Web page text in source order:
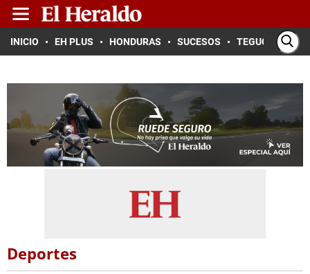
INICIO EH PLUS HONDURAS SUCESOS TEGUCIGALPA
Deportes